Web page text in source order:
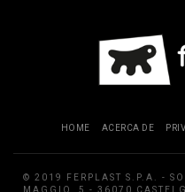
HOME ACERCA DE
© 2019 FERPLAST S.P.A. -